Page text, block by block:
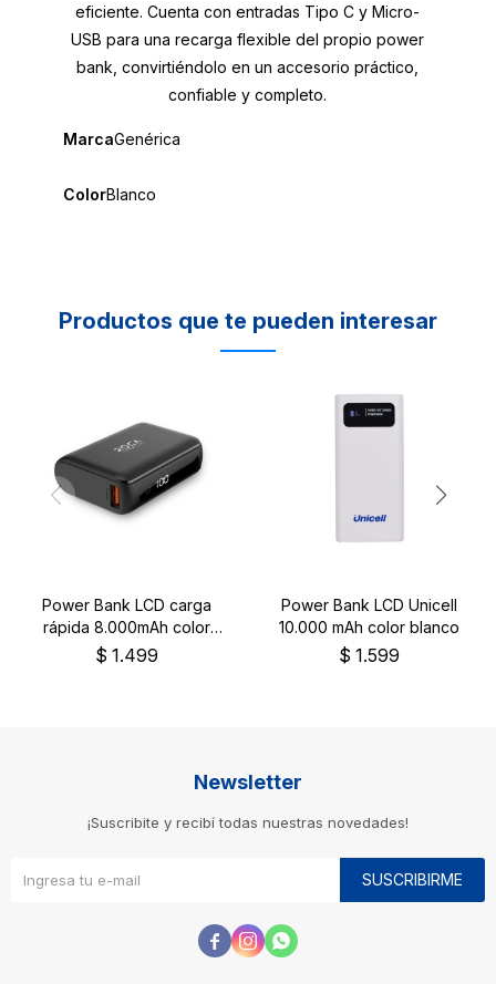
eficiente. Cuenta con entradas Tipo C y Micro-
USB para una recarga flexible del propio power
bank, convirtiéndolo en un accesorio práctico,
confiable y completo.
MarcaGenérica
ColorBlanco
Productos que te pueden interesar
Power Bank LCD carga
rápida 8.000mAh color
negro
$ 1.499
Power Bank LCD Unicell
10.000 mAh color blanco
$ 1.599
Newsletter
¡Suscribite y recibí todas nuestras novedades!
SUSCRIBIRME
  